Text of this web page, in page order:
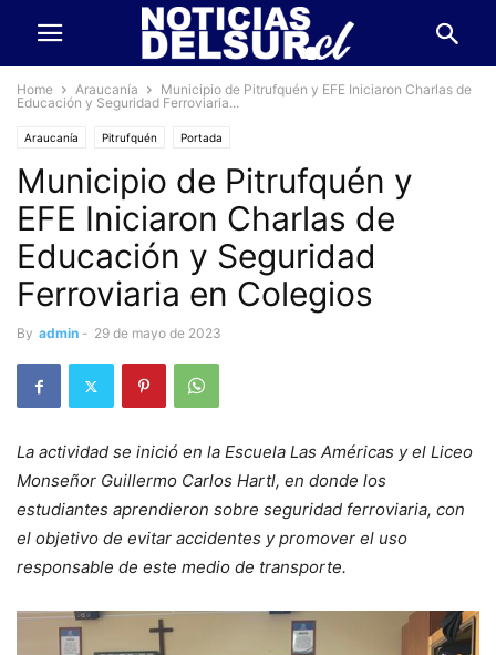
Home Araucanía
Municipio de Pitrufquén y EFE Iniciaron Charlas de
Educación y Seguridad Ferroviaria...
Araucanía Pitrufquén Portada
Municipio de Pitrufquén y
EFE Iniciaron Charlas de
Educación y Seguridad
Ferroviaria en Colegios
By admin - 29 de mayo de 2023
La actividad se inició en la Escuela Las Américas y el Liceo
Monseñor Guillermo Carlos Hartl, en donde los
estudiantes aprendieron sobre seguridad ferroviaria, con
el objetivo de evitar accidentes y promover el uso
responsable de este medio de transporte.